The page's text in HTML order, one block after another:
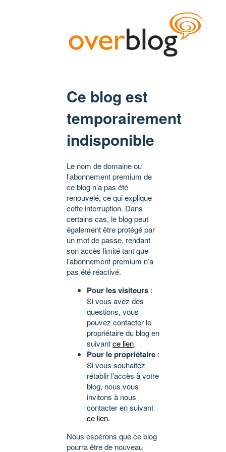
Ce blog est
temporairement
indisponible
Le nom de domaine ou
l’abonnement premium de
ce blog n’a pas été
renouvelé, ce qui explique
cette interruption. Dans
certains cas, le blog peut
également être protégé par
un mot de passe, rendant
son accès limité tant que
l’abonnement premium n’a
pas été réactivé.
Pour les visiteurs :
Si vous avez des
questions, vous
pouvez contacter le
propriétaire du blog en
suivantce lien.
Pour le propriétaire :
Si vous souhaitez
rétablir l’accès à votre
blog, nous vous
invitons à nous
contacter en suivant
ce lien.
Nous espérons que ce blog
pourra être de nouveau